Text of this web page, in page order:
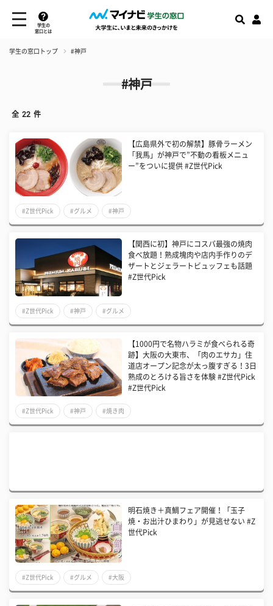
学生の
窓口とは
学生の窓口トップ #神戸
#神戸
全 22 件
【広島県外で初の解禁】豚骨ラーメン
「我馬」が神戸で”不動の看板メニュ
ー”をついに提供 #Z世代Pick
#Z世代Pick #グルメ #神戸
【関西に初】神戸にコスパ最強の焼肉
食べ放題！熟成塊肉や店内手作りのデ
ザートとジェラートビュッフェも話題
#Z世代Pick
#Z世代Pick #神戸 #グルメ
【1000円で名物ハラミが食べられる奇
跡】大阪の大東市、「肉のエサカ」住
道店オープン記念が太っ腹すぎる！3日
熟成のとろける旨さを体験 #Z世代Pick
#Z世代Pick
#Z世代Pick #神戸 #焼き肉
明石焼き＋真鯛フェア開催！「玉子
焼・お出汁ひまわり」が見逃せない #Z
世代Pick
#Z世代Pick #グルメ #大阪